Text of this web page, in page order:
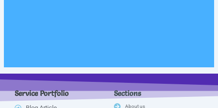
Service Portfolio Sections
About us